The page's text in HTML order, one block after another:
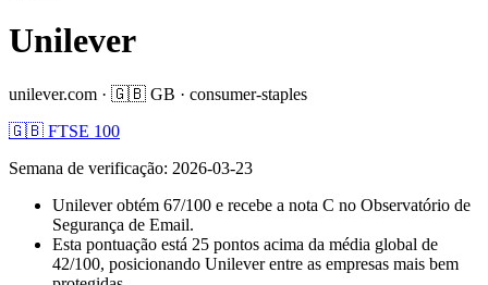
Unilever
unilever.com · 🇬🇧 GB · consumer-staples
🇬🇧 FTSE 100
Semana de verificação: 2026-03-23
Unilever obtém 67/100 e recebe a nota C no Observatório de
Segurança de Email.
Esta pontuação está 25 pontos acima da média global de
42/100, posicionando Unilever entre as empresas mais bem